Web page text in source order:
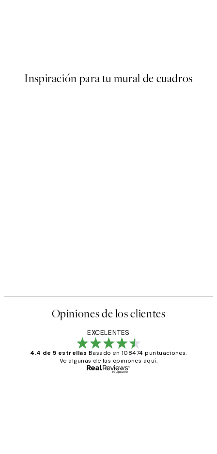
Inspiración para tu mural de cuadros
Opiniones de los clientes
EXCELENTES
4.4 de 5 estrellas Basado en 108474 puntuaciones.
Ve algunas de las opiniones aquí.